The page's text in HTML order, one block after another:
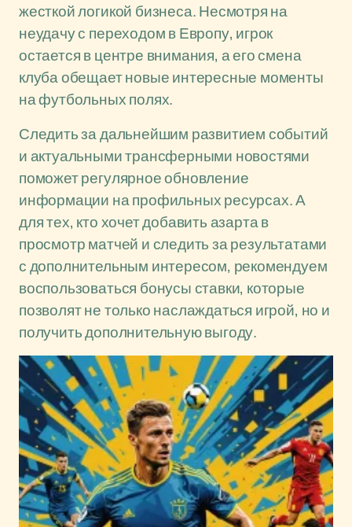
жесткой логикой бизнеса. Несмотря на
неудачу с переходом в Европу, игрок
остается в центре внимания, а его смена
клуба обещает новые интересные моменты
на футбольных полях.
Следить за дальнейшим развитием событий
и актуальными трансферными новостями
поможет регулярное обновление
информации на профильных ресурсах. А
для тех, кто хочет добавить азарта в
просмотр матчей и следить за результатами
с дополнительным интересом, рекомендуем
воспользоваться бонусы ставки, которые
позволят не только наслаждаться игрой, но и
получить дополнительную выгоду.